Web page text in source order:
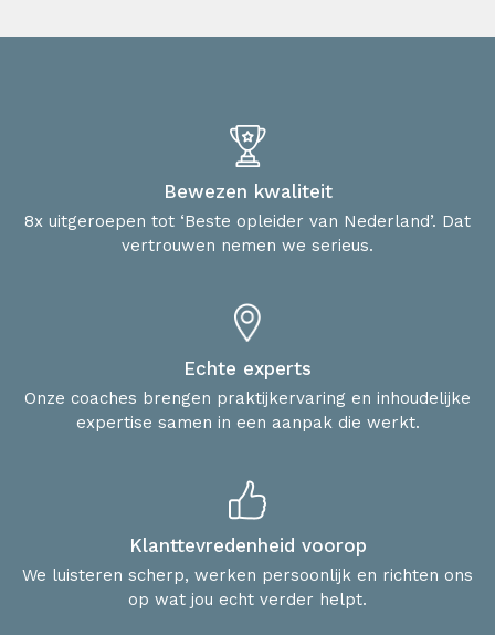
Bewezen kwaliteit
8x uitgeroepen tot ‘Beste opleider van Nederland’. Dat
vertrouwen nemen we serieus.
Echte experts
Onze coaches brengen praktijkervaring en inhoudelijke
expertise samen in een aanpak die werkt.
Klanttevredenheid voorop
We luisteren scherp, werken persoonlijk en richten ons
op wat jou echt verder helpt.